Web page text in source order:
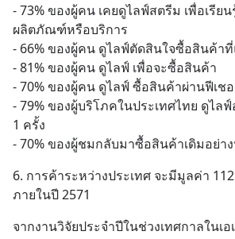
- 73% ของผู้คน เคยดูไลฟ์สตรีม เพื่อเรียน
ผลิตภัณฑ์หรือบริการ
- 66% ของผู้คน ดูไลฟ์ตัดสินใจซื้อสินค้า
- 81% ของผู้คน ดูไลฟ์ เพื่อจะซื้อสินค้า
- 70% ของผู้คน ดูไลฟ์ ซื้อสินค้าผ่านฟีเช
- 79% ของผู้บริโภคในประเทศไทย ดูไล
1 ครั้ง
- 70% ของผู้ชมกลับมาซื้อสินค้าเดิมอย่า
6. การค้าระหว่างประเทศ จะมีมูลค่า
ภายในปี 2571
จากงานวิจัยประจำปีในช่วงเทศกาลในเ